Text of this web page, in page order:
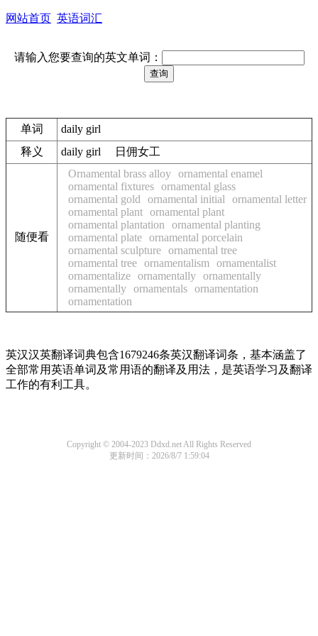
网站首页 英语词汇
请输入您要查询的英文单词：
单词
daily girl
释义
daily girl 日佣女工
随便看
Ornamental brass alloy ornamental enamel
ornamental fixtures ornamental glass
ornamental gold
ornamental initial
ornamental letter
ornamental plant ornamental plant
ornamental plantation
ornamental planting
ornamental plate ornamental porcelain
ornamental sculpture ornamental tree
ornamental tree ornamentalism
ornamentalist
ornamentalize ornamentally ornamentally
ornamentally ornamentals ornamentation
ornamentation
英汉汉英翻译词典包含1679246条英汉翻译词条，基本涵盖了
全部常用英语单词及常用语的翻译及用法，是英语学习及翻译
工作的有利工具。
Copyright © 2004-2023 Ddxd.net All Rights Reserved
更新时间：2026/8/7 1:59:04